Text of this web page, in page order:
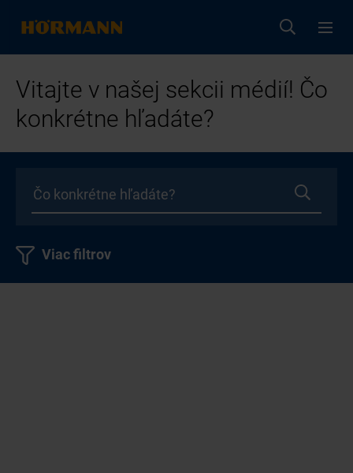
Vitajte v našej sekcii médií! Čo
konkrétne hľadáte?
Viac filtrov